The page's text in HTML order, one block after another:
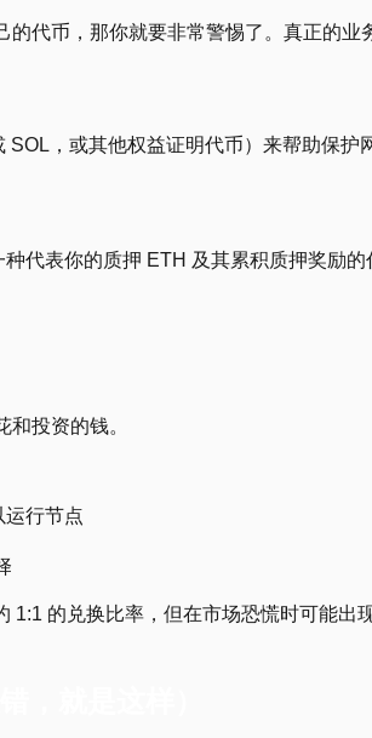
代币，那你就要非常警惕了。真正的业
，或其他权益证明代币）来帮助保
代表你的质押 ETH 及其累积质押奖励
投资的钱。
行节点
1:1 的兑换比率，但在市场恐慌时可能